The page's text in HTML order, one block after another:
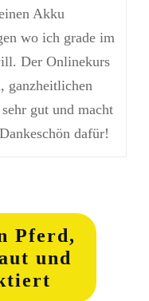
Akku
wo ich grade im
Der Onlinekurs
ganzheitlichen
gut und macht
dafür!
Pferd,
und